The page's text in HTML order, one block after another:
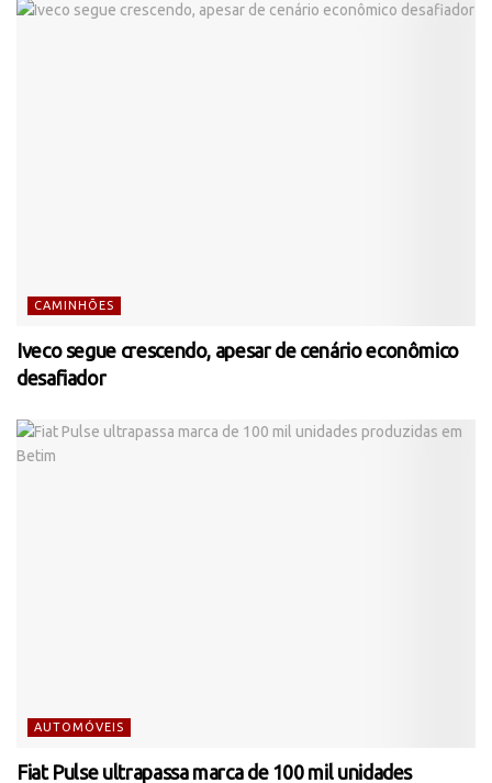
CAMINHÕES
Iveco segue crescendo, apesar de cenário econômico
desafiador
AUTOMÓVEIS
Fiat Pulse ultrapassa marca de 100 mil unidades